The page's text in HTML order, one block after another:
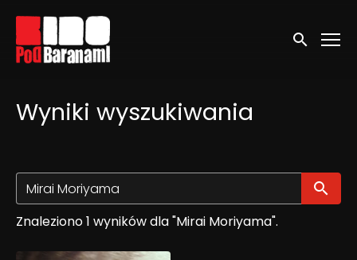
Linki ułatwień dostępu
Wyszukaj
Wyniki wyszukiwania
Znaleziono 1 wyników dla "Mirai Moriyama".